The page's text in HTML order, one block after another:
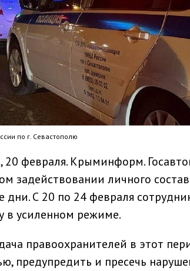
по г. Севастополю
20 февраля. Крыминформ.
задействовании личного
дни. С 20 по 24 февраля
в усиленном режиме.
правоохранителей в этот
предупредить и пресечь